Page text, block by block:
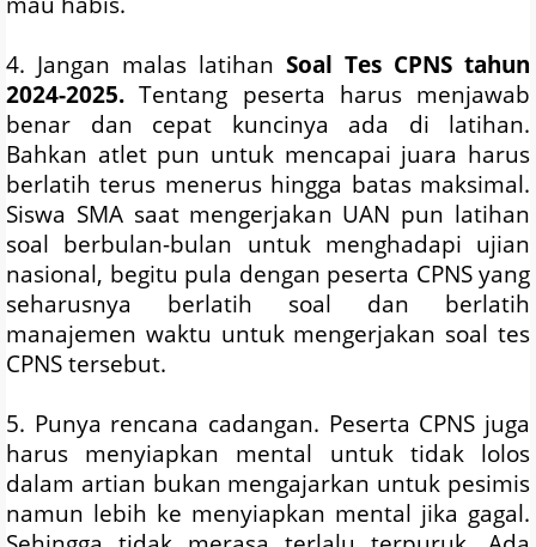
4. Jangan malas latihan Soal Tes CPNS tahun
2024-2025.Tentang peserta harus menjawab
benar dan cepat kuncinya ada di latihan.
Bahkan atlet pun untuk mencapai juara harus
berlatih terus menerus hingga batas maksimal.
Siswa SMA saat mengerjakan UAN pun latihan
soal berbulan-bulan untuk menghadapi ujian
nasional, begitu pula dengan peserta CPNS yang
seharusnya berlatih soal dan berlatih
manajemen waktu untuk mengerjakan soal tes
CPNS tersebut.
5. Punya rencana cadangan. Peserta CPNS juga
harus menyiapkan mental untuk tidak lolos
dalam artian bukan mengajarkan untuk pesimis
namun lebih ke menyiapkan mental jika gagal.